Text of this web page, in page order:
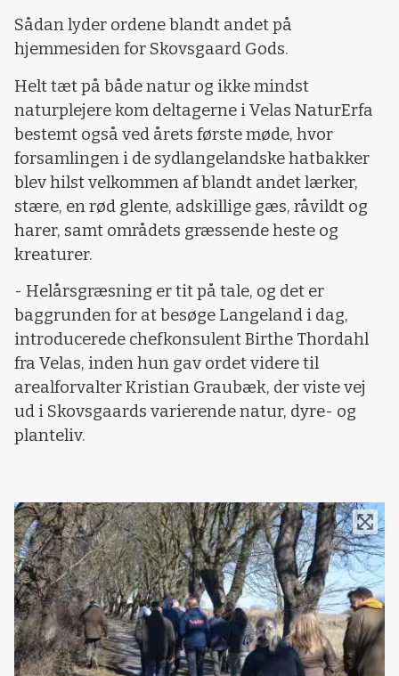
Sådan lyder ordene blandt andet på
hjemmesiden for Skovsgaard Gods.
Helt tæt på både natur og ikke mindst
naturplejere kom deltagerne i Velas NaturErfa
bestemt også ved årets første møde, hvor
forsamlingen i de sydlangelandske hatbakker
blev hilst velkommen af blandt andet lærker,
stære, en rød glente, adskillige gæs, råvildt og
harer, samt områdets græssende heste og
kreaturer.
- Helårsgræsning er tit på tale, og det er
baggrunden for at besøge Langeland i dag,
introducerede chefkonsulent Birthe Thordahl
fra Velas, inden hun gav ordet videre til
arealforvalter Kristian Graubæk, der viste vej
ud i Skovsgaards varierende natur, dyre- og
planteliv.